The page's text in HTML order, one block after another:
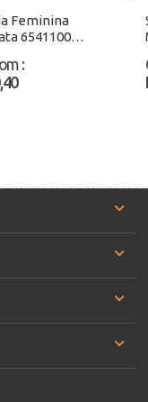
Feminina
6541100
: